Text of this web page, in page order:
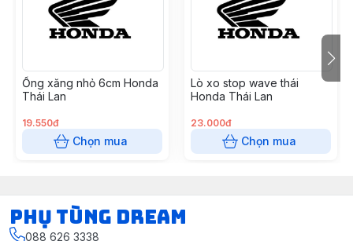
Ống xăng nhỏ 6cm Honda
Thái Lan
19.550đ
Chọn mua
Lò xo stop wave thái
Honda Thái Lan
23.000đ
Chọn mua
Phụ Tùng Dream
088 626 3338